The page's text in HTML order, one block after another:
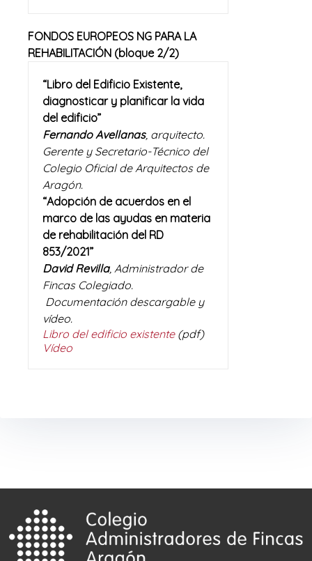
FONDOS EUROPEOS NG PARA LA
REHABILITACIÓN (bloque 2/2)
“Libro del Edificio Existente,
diagnosticar y planificar la vida
del edificio”
Fernando Avellanas, arquitecto.
Gerente y Secretario-Técnico del
Colegio Oficial de Arquitectos de
Aragón.
“Adopción de acuerdos en el
marco de las ayudas en materia
de rehabilitación del RD
853/2021”
David Revilla, Administrador de
Fincas Colegiado.
Documentación descargable y
vídeo.
Libro del edificio existente(pdf)
Vídeo